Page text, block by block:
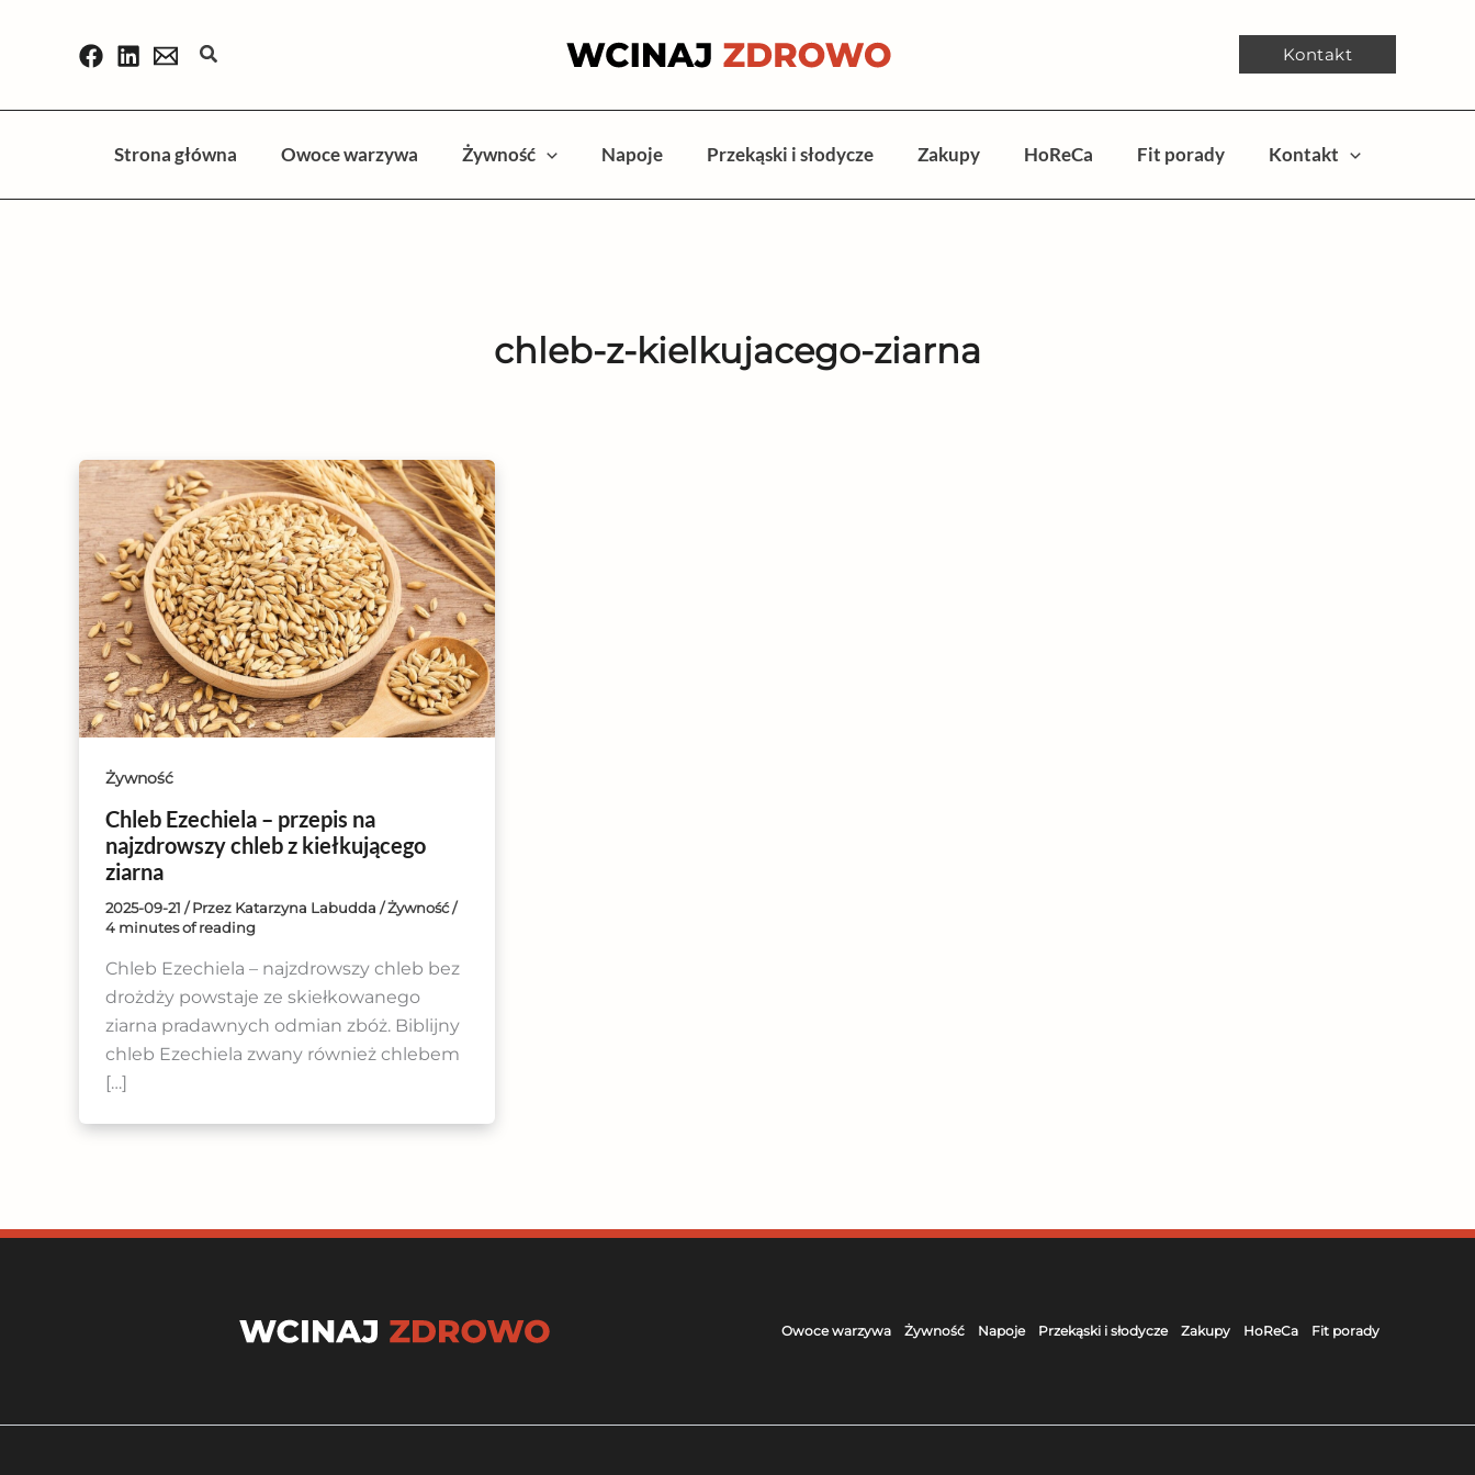
Szukaj Kontakt
Strona główna Owoce warzywa Żywność Napoje Przekąski i słodycze Zakupy HoReCa Fit porady Kontakt
chleb-z-kielkujacego-ziarna
Żywność
Chleb Ezechiela – przepis na
najzdrowszy chleb z kiełkującego
ziarna
2025-09-21 / Przez Katarzyna Labudda /Żywność/
4 minutes of reading
Chleb Ezechiela – najzdrowszy chleb bez
drożdży powstaje ze skiełkowanego
ziarna pradawnych odmian zbóż. Biblijny
chleb Ezechiela zwany również chlebem
[…]
Owoce warzywa Żywność Napoje Przekąski i słodycze Zakupy HoReCa Fit porady